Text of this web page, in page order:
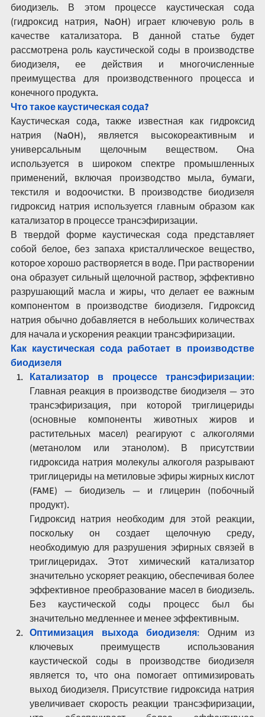
биодизель. В этом процессе каустическая сода
(гидроксид натрия, NaOH) играет ключевую роль в
качестве катализатора. В данной статье будет
рассмотрена роль каустической соды в производстве
биодизеля, ее действия и многочисленные
преимущества для производственного процесса и
конечного продукта.
Что такое каустическая сода?
Каустическая сода, также известная как гидроксид
натрия (NaOH), является высокореактивным и
универсальным щелочным веществом. Она
используется в широком спектре промышленных
применений, включая производство мыла, бумаги,
текстиля и водоочистки. В производстве биодизеля
гидроксид натрия используется главным образом как
катализатор в процессе трансэфиризации.
В твердой форме каустическая сода представляет
собой белое, без запаха кристаллическое вещество,
которое хорошо растворяется в воде. При растворении
она образует сильный щелочной раствор, эффективно
разрушающий масла и жиры, что делает ее важным
компонентом в производстве биодизеля. Гидроксид
натрия обычно добавляется в небольших количествах
для начала и ускорения реакции трансэфиризации.
Как каустическая сода работает в производстве
биодизеля
Катализатор в процессе трансэфиризации
Главная реакция в производстве биодизеля — это
трансэфиризация, при которой триглицериды
(основные компоненты животных жиров и
растительных масел) реагируют с алкоголями
(метанолом или этанолом). В присутствии
гидроксида натрия молекулы алкоголя разрывают
триглицериды на метиловые эфиры жирных кислот
(FAME) — биодизель — и глицерин (побочный
продукт).
Гидроксид натрия необходим для этой реакции,
поскольку он создает щелочную среду,
необходимую для разрушения эфирных связей в
триглицеридах. Этот химический катализатор
значительно ускоряет реакцию, обеспечивая более
эффективное преобразование масел в биодизель.
Без каустической соды процесс был бы
значительно медленнее и менее эффективным.
Оптимизация выхода биодизеля: Одним из
ключевых преимуществ использования
каустической соды в производстве биодизеля
является то, что она помогает оптимизировать
выход биодизеля. Присутствие гидроксида натрия
увеличивает скорость реакции трансэфиризации,